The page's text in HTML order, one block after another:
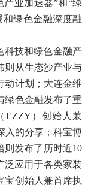
业加速器”和“绿
绿色金融深度融
技和绿色金融产
则从生态沙产业与
动计划；大连金维
绿色金融发布了重
EZZY）创始人兼
入的分享；科宝博
则发布了历时近10
泛应用于各类家装
宝创始人兼首席执